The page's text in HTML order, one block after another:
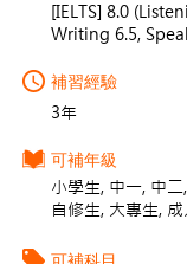
[IELTS] 8.0
Writing 6.5,
補習經驗
3年
可補年級
小學生, 中一, 中
自修生, 大專生, 成